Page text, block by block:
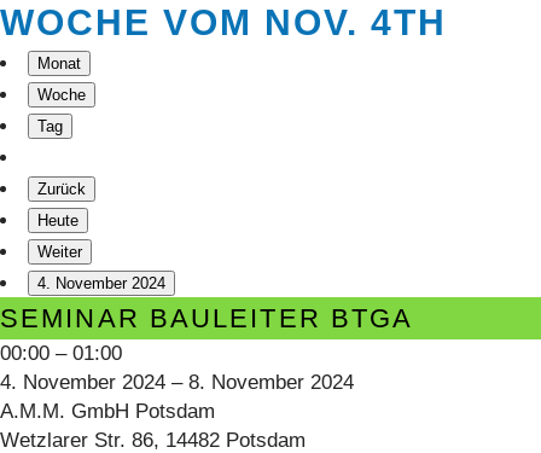
WOCHE VOM NOV. 4TH
Monat
Woche
Tag
Zurück
Heute
Weiter
4. November 2024
Seminar
Bauleiter
BTGA
SEMINAR BAULEITER BTGA
00:00 – 01:00
4. November 2024 – 8. November 2024
A.M.M. GmbH Potsdam
Wetzlarer Str. 86, 14482 Potsdam